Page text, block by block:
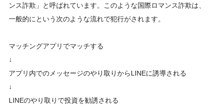
ンス詐欺」と呼ばれています。このような国際ロマンス詐欺は、
一般的にという次のような流れで犯行がされます。
マッチングアプリでマッチする
↓
アプリ内でのメッセージのやり取りからLINEに誘導される
↓
LINEのやり取りで投資を勧誘される